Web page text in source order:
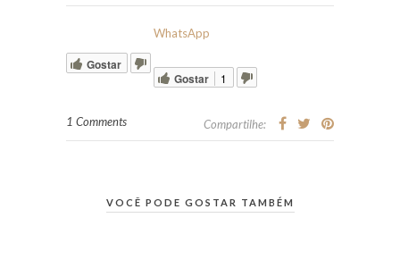
Gostar
WhatsApp
Gostar 1
1 Comments Compartilhe:
VOCÊ PODE GOSTAR TAMBÉM